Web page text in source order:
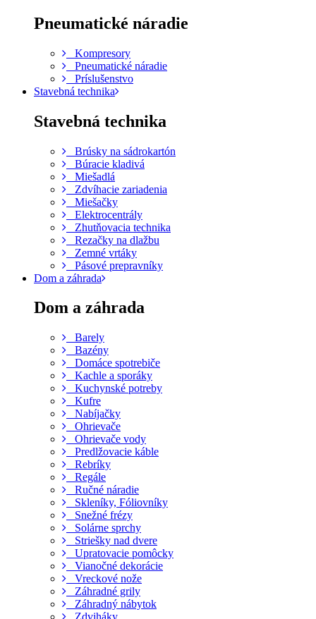
Pneumatické náradie
Kompresory
Pneumatické náradie
Príslušenstvo
Stavebná technika
Stavebná technika
Brúsky na sádrokartón
Búracie kladivá
Miešadlá
Zdvíhacie zariadenia
Miešačky
Elektrocentrály
Zhutňovacia technika
Rezačky na dlažbu
Zemné vrtáky
Pásové prepravníky
Dom a záhrada
Dom a záhrada
Barely
Bazény
Domáce spotrebiče
Kachle a sporáky
Kuchynské potreby
Kufre
Nabíjačky
Ohrievače
Ohrievače vody
Predlžovacie káble
Rebríky
Regále
Ručné náradie
Skleníky, Fóliovníky
Snežné frézy
Solárne sprchy
Striešky nad dvere
Upratovacie pomôcky
Vianočné dekorácie
Vreckové nože
Záhradné grily
Záhradný nábytok